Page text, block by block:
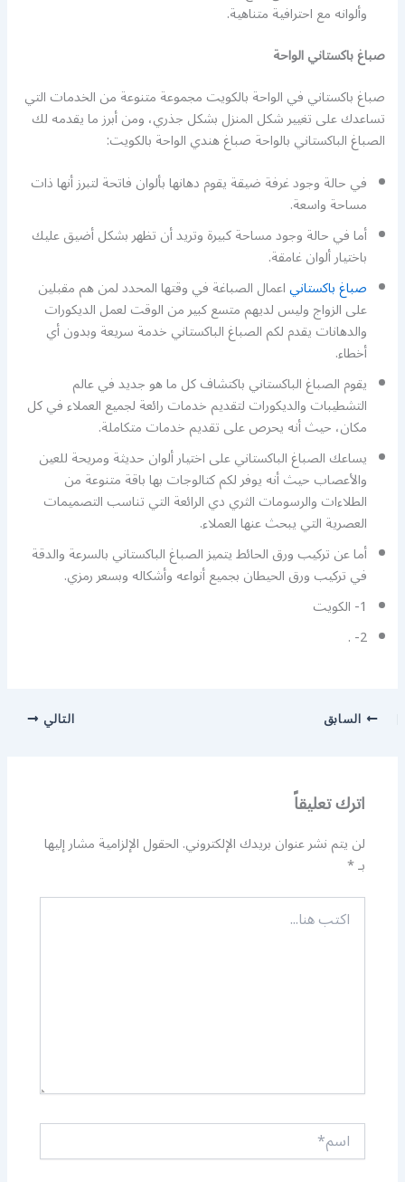
وألوانه مع احترافية متناهية.
صباغ باكستاني الواحة
صباغ باكستاني في الواحة بالكويت مجموعة متنوعة من الخدمات التي
تساعدك على تغيير شكل المنزل بشكل جذري، ومن أبرز ما يقدمه لك
الصباغ الباكستاني بالواحة صباغ هندي الواحة بالكويت:
في حالة وجود غرفة ضيقة يقوم دهانها بألوان فاتحة لتبرز أنها ذات
مساحة واسعة.
أما في حالة وجود مساحة كبيرة وتريد أن تظهر بشكل أضيق عليك
باختيار ألوان غامقة.
صباغ باكستانياعمال الصباغة في وقتها المحدد لمن هم مقبلين
على الزواج وليس لديهم متسع كبير من الوقت لعمل الديكورات
والدهانات يقدم لكم الصباغ الباكستاني خدمة سريعة وبدون أي
أخطاء.
يقوم الصباغ الباكستاني باكتشاف كل ما هو جديد في عالم
التشطيبات والديكورات لتقديم خدمات رائعة لجميع العملاء في كل
مكان، حيث أنه يحرص على تقديم خدمات متكاملة.
يساعك الصباغ الباكستاني على اختيار ألوان حديثة ومريحة للعين
والأعصاب حيث أنه يوفر لكم كتالوجات بها باقة متنوعة من
الطلاءات والرسومات الثري دي الرائعة التي تناسب التصميمات
العصرية التي يبحث عنها العملاء.
أما عن تركيب ورق الحائط يتميز الصباغ الباكستاني بالسرعة والدقة
في تركيب ورق الحيطان بجميع أنواعه وأشكاله وبسعر رمزي.
1- الكويت
2- .
السابق التالي
اترك تعليقاً
لن يتم نشر عنوان بريدك الإلكتروني.الحقول الإلزامية مشار إليها
بـ*
اكتب
هنا...
اسم*